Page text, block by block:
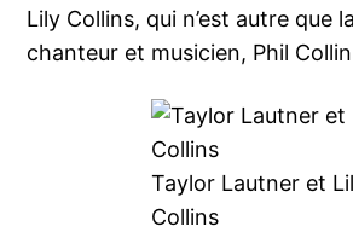
Lily Collins, qui n’est autre que
chanteur et musicien, Phil
Taylor Lautner et
Collins